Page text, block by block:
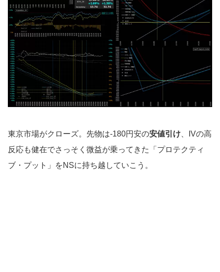
東京市場がクローズ。先物は-180円安の安値引け 、IVの高
反応も健在でさっそく微益が乗ってきた「プロテクティ
ブ・プット」をNSに持ち越していこう。